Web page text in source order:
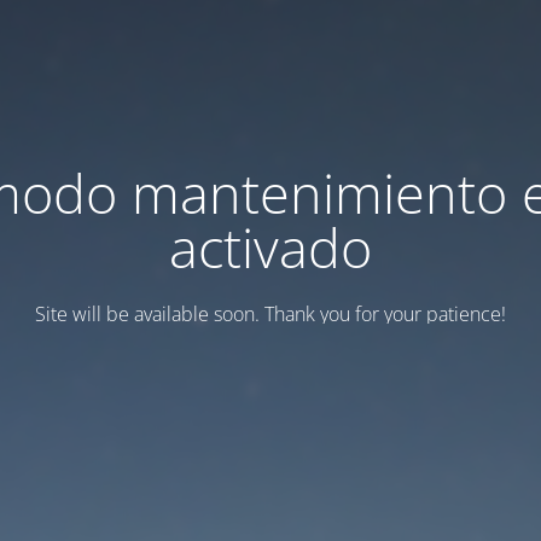
mantenimiento
activado
Site will be available soon. Thank you for your patience!